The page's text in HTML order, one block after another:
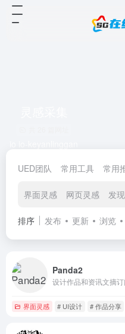
UED团队 常用工具 常用
界面灵感 网页灵感 发
排序 发布 更新 浏览
Panda2
设计作品和资讯文摘
界面灵感 # UI设计 # 作品分享